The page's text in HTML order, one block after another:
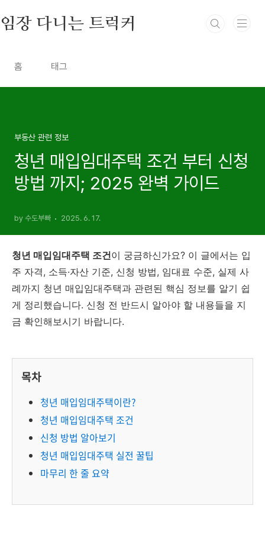
임장 다니는 트럭커
홈 태그
부동산 관련 정보
청년 매입임대주택 조건 부터 신청
방법 까지; 2025 완벽 가이드
by 수도부빠 2025. 6. 17.
청년 매입임대주택 조건이 궁금하신가요? 이 글에서는 입
주 자격, 소득·자산 기준, 신청 방법, 임대료 수준, 실제 사
례까지 청년 매입임대주택과 관련된 핵심 정보를 알기 쉽
게 정리했습니다. 신청 전 반드시 알아야 할 내용들을 지
금 확인해보시기 바랍니다.
목차
청년 매입임대주택이란?
청년 매입임대주택 조건
신청 방법 알아보기
청년 매입임대주택 실전 꿀팁
마무리 한 줄 요약